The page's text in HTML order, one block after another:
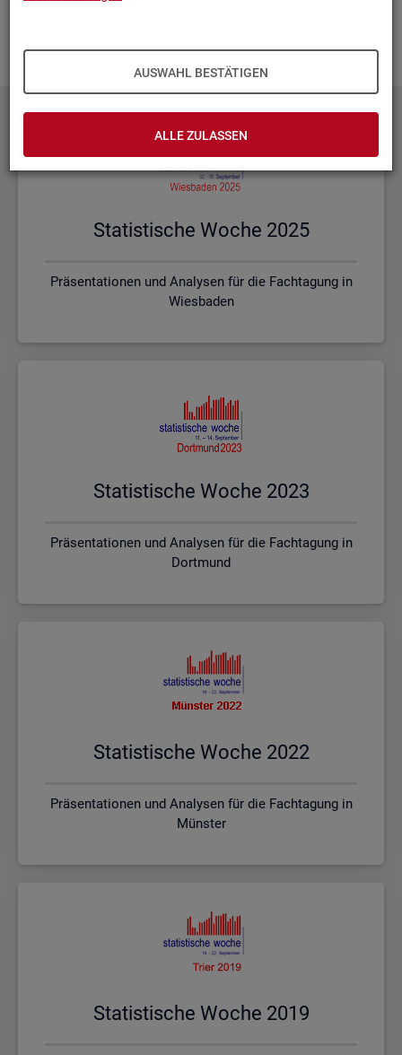
AUSWAHL BESTÄTIGEN
ALLE ZULASSEN
Sta­tis­ti­sche Woche 2025
Präsentationen und Analysen für die Fachtagung in
Wiesbaden
Sta­tis­ti­sche Woche 2023
Präsentationen und Analysen für die Fachtagung in
Dortmund
Sta­tis­ti­sche Woche 2022
Präsentationen und Analysen für die Fachtagung in
Münster
Sta­tis­ti­sche Woche 2019